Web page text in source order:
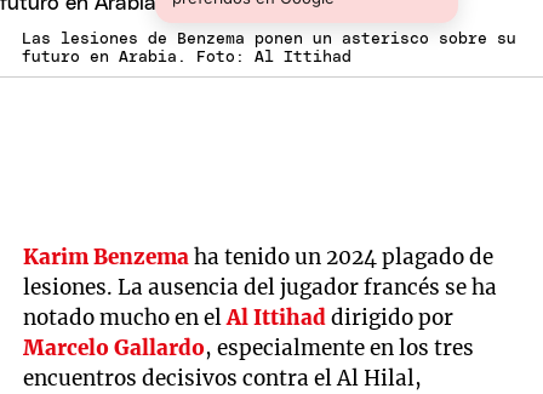
Las lesiones de Benzema ponen un asterisco sobre su
futuro en Arabia. Foto: Al Ittihad
Karim Benzemaha tenido un 2024 plagado de
lesiones. La ausencia del jugador francés se ha
notado mucho en elAl Ittihaddirigido por
Marcelo Gallardo, especialmente en los tres
encuentros decisivos contra el Al Hilal,